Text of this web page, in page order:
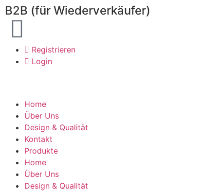
B2B (für Wiederverkäufer)
Registrieren
Login
Home
Über Uns
Design & Qualität
Kontakt
Produkte
Home
Über Uns
Design & Qualität